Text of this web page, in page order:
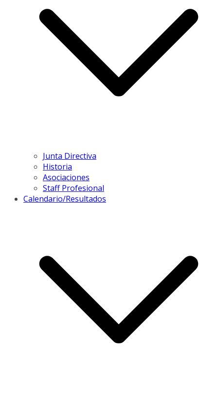
Junta Directiva
Historia
Asociaciones
Staff Profesional
Calendario/Resultados